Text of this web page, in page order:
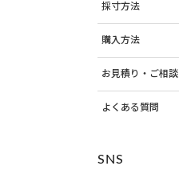
採寸方法
購入方法
お見積り・ご相談
よくある質問
SNS